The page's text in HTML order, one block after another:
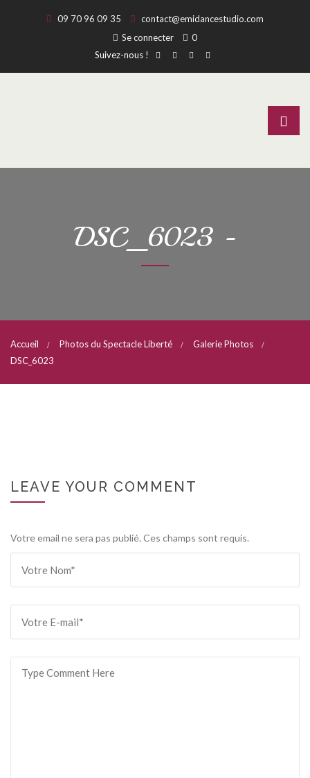
09 70 96 09 35
contact@emidancestudio.com
Se connecter
0
Suivez-nous !
DSC_6023 -
Accueil Photos du Spectacle Liberté
Galerie Photos
DSC_6023
LEAVE YOUR COMMENT
Votre email ne sera pas publié. Ces champs sont requis.